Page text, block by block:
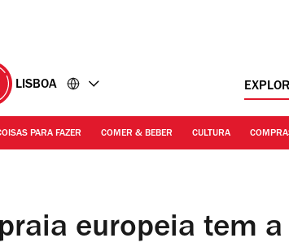
LISBOA
PARA FAZER COMER & BEBER CULTURA
europeia tem